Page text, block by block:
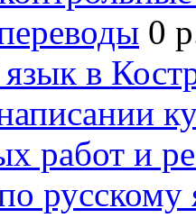
0
в
работ и
русскому